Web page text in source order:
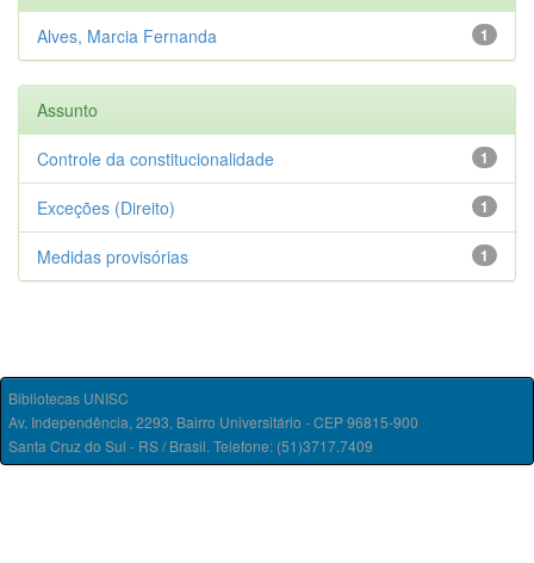
1
Alves, Marcia Fernanda
Assunto
1
Controle da constitucionalidade
1
Exceções (Direito)
1
Medidas provisórias
Bibliotecas UNISC
Av. Independência, 2293, Bairro Universitário - CEP 96815-900
Santa Cruz do Sul - RS / Brasil. Telefone: (51)3717.7409